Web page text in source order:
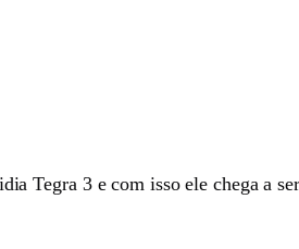
Tegra 3 e com isso ele chega a